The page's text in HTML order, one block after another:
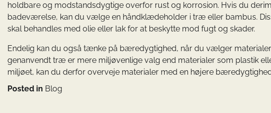
holdbare og modstandsdygtige overfor rust og korrosion. Hvis du
badeværelse, kan du vælge en håndklædeholder i træ eller bambus.
skal behandles med olie eller lak for at beskytte mod fugt og skader.
Endelig kan du også tænke på bæredygtighed, når du vælger
genanvendt træ er mere miljøvenlige valg end materialer som plastik
miljøet, kan du derfor overveje materialer med en højere
Posted in Blog